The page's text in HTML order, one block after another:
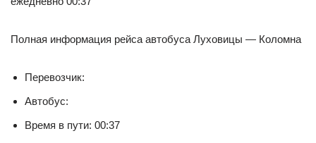
Полная информация рейса автобуса Луховицы — Коломна
Перевозчик:
Автобус:
Время в пути: 00:37